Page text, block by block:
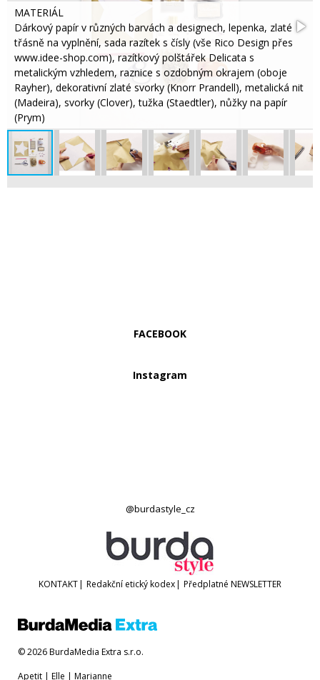
MATERIÁL
Dárkový papír v různých barvách a designech, lepenka, zlaté
třásně na vyplnění, sada razítek s čísly (vše Rico Design přes
www.idee-shop.com), razítkový polštářek Delicata s
metalickým vzhledem, raznice s ozdobným okrajem (oboje
Rayher), dekorativní zlaté svorky (Knorr Prandell), metalická nit
(Madeira), svorky (Clover), tužka (Staedtler), nůžky na papír
(Prym)
FACEBOOK
Instagram
@burdastyle_cz
KONTAKT| Redakční etický kodex| Předplatné NEWSLETTER
© 2026 BurdaMedia Extra s.r.o.
Apetit | Elle | Marianne